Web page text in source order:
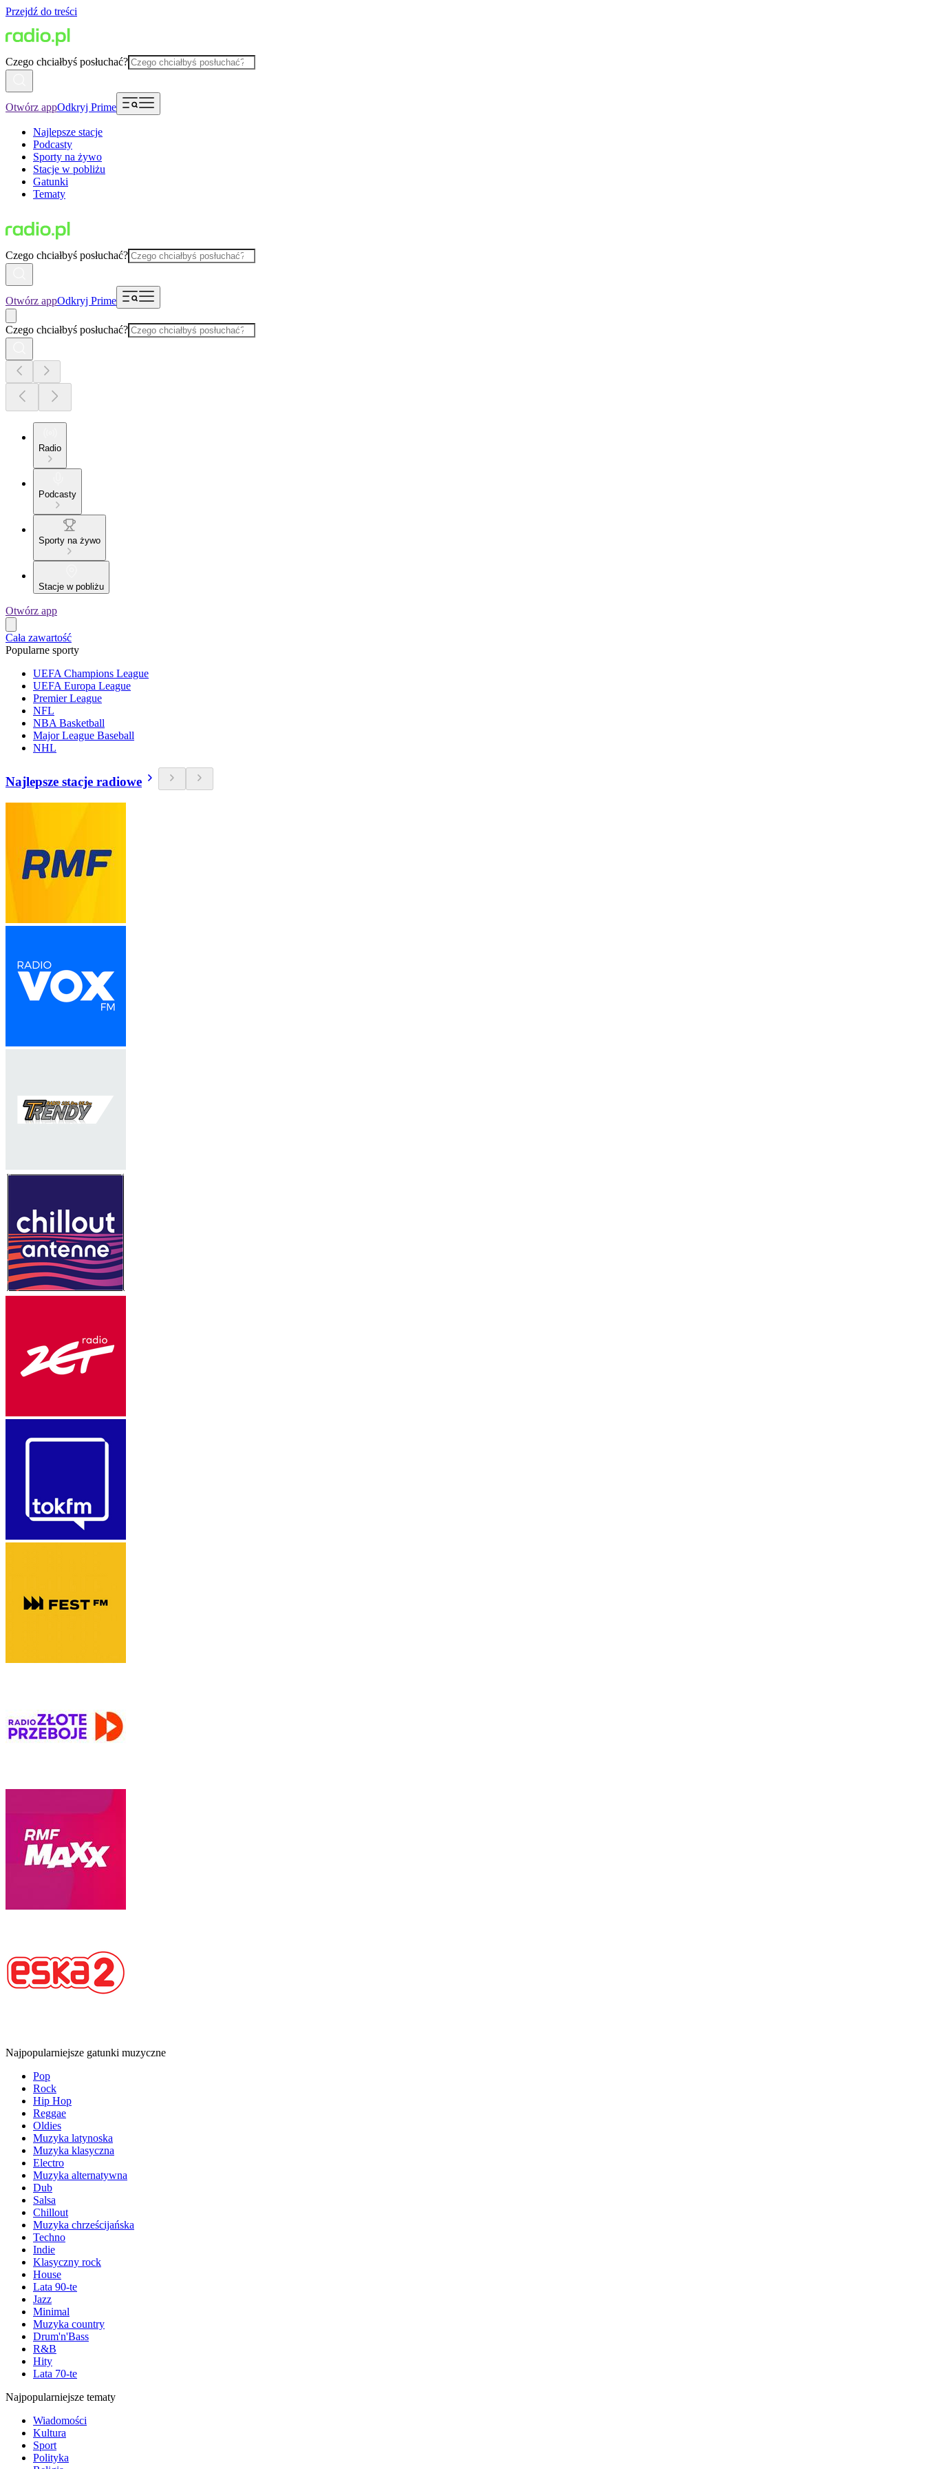
Przejdź do treści
Czego chciałbyś posłuchać?
Otwórz appOdkryj Prime
Najlepsze stacje
Podcasty
Sporty na żywo
Stacje w pobliżu
Gatunki
Tematy
Czego chciałbyś posłuchać?
Otwórz appOdkryj Prime
Czego chciałbyś posłuchać?
Radio
Podcasty
Sporty na żywo
Stacje w pobliżu
Otwórz app
Cała zawartość
Popularne sporty
UEFA Champions League
UEFA Europa League
Premier League
NFL
NBA Basketball
Major League Baseball
NHL
Najlepsze stacje radiowe
Najpopularniejsze gatunki muzyczne
Pop
Rock
Hip Hop
Reggae
Oldies
Muzyka latynoska
Muzyka klasyczna
Electro
Muzyka alternatywna
Dub
Salsa
Chillout
Muzyka chrześcijańska
Techno
Indie
Klasyczny rock
House
Lata 90-te
Jazz
Minimal
Muzyka country
Drum'n'Bass
R&B
Hity
Lata 70-te
Najpopularniejsze tematy
Wiadomości
Kultura
Sport
Polityka